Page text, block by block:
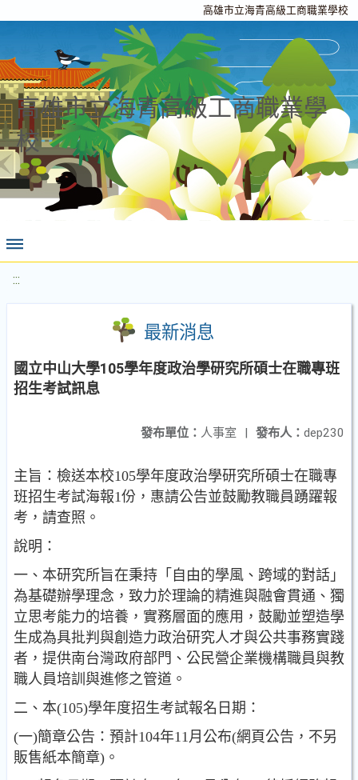
高雄市立海青高級工商職業學校
高雄市立海青高級工商職業學
校
:::
最新消息
國立中山大學105學年度政治學研究所碩士在職專班
招生考試訊息
發布人： dep230
發布單位： 人事室 |
主旨：檢送本校105學年度政治學研究所碩士在職專
班招生考試海報1份，惠請公告並鼓勵教職員踴躍報
考，請查照。
說明：
一、本研究所旨在秉持「自由的學風、跨域的對話」
為基礎辦學理念，致力於理論的精進與融會貫通、獨
立思考能力的培養，實務層面的應用，鼓勵並塑造學
生成為具批判與創造力政治研究人才與公共事務實踐
者，提供南台灣政府部門、公民營企業機構職員與教
職人員培訓與進修之管道。
二、本(105)學年度招生考試報名日期：
(一)簡章公告：預計104年11月公布(網頁公告，不另
販售紙本簡章)。